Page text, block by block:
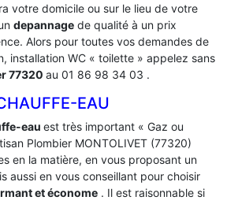
votre domicile ou sur le lieu de votre
depannage de qualité à un prix
Alors pour toutes vos demandes de
installation WC « toilette » appelez sans
77320 au 01 86 98 34 03 .
EAU
eau est très important « Gaz ou
Plombier MONTOLIVET (77320)
en la matière, en vous proposant un
aussi en vous conseillant pour choisir
et économe . Il est raisonnable si